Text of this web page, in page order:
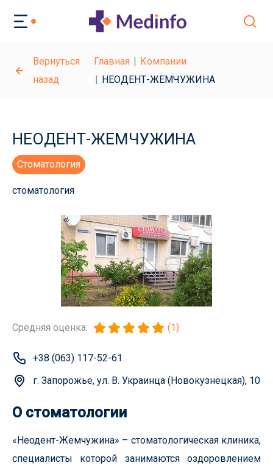
Вернуться
назад
Главная
Компании
НЕОДЕНТ-ЖЕМЧУЖИНА
НЕОДЕНТ-ЖЕМЧУЖИНА
Стоматология
стоматология
Средняя оценка: (1)
+38 (063) 117-52-61
г. Запорожье, ул. В. Украинца (Новокузнецкая), 10
О стоматологии
«Неодент-Жемчужина» – стоматологическая клиника,
специалисты которой занимаются оздоровлением